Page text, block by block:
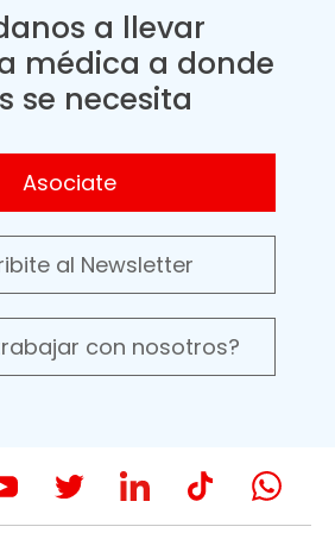
a llevar
médica a donde
se necesita
Asociate
al Newsletter
con nosotros?